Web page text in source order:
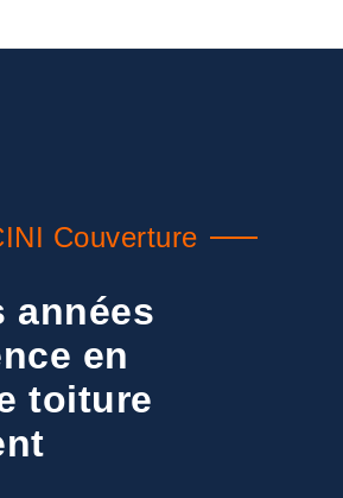
Couverture
années
en
toiture